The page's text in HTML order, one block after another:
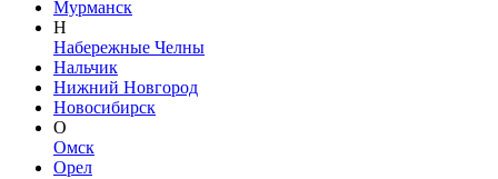
Мурманск
Н
Набережные Челны
Нальчик
Нижний Новгород
Новосибирск
О
Омск
Орел